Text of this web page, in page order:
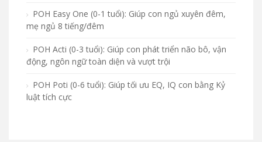
POH Easy One (0-1 tuổi): Giúp con ngủ xuyên đêm,
mẹ ngủ 8 tiếng/đêm
POH Acti (0-3 tuổi): Giúp con phát triển não bô, vận
động, ngôn ngữ toàn diện và vượt trội
POH Poti (0-6 tuổi): Giúp tối ưu EQ, IQ con bằng Kỷ
luật tích cực